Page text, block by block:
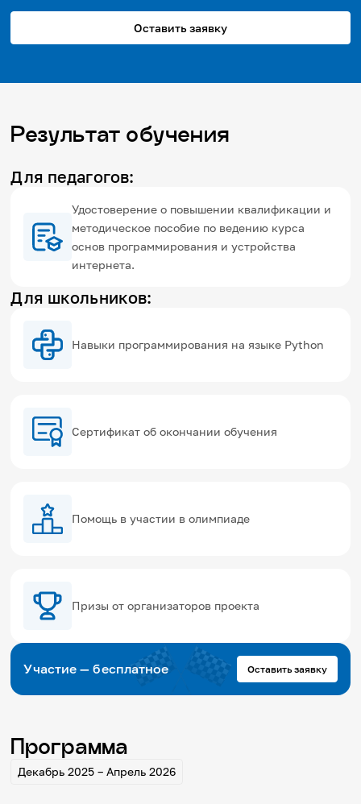
Оставить заявку
Результат обучения
Для педагогов:
Удостоверение о повышении квалификации и
методическое пособие по ведению курса
основ программирования и устройства
интернета.
Для школьников:
Навыки программирования на языке Python
Сертификат об окончании обучения
Помощь в участии в олимпиаде
Призы от организаторов проекта
Участие — бесплатное Оставить заявку
Программа
Декабрь 2025 – Апрель 2026